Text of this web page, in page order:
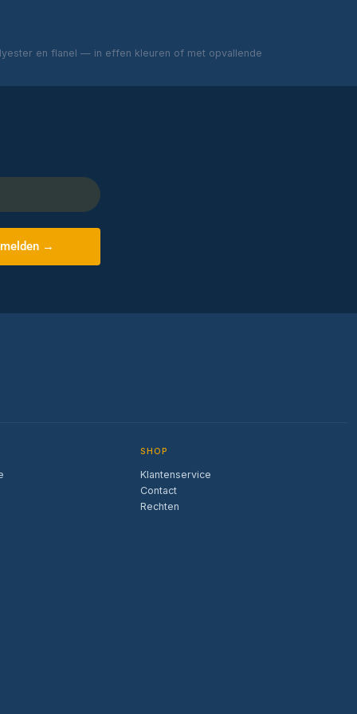
en flanel — in effen kleuren of met opvallende
→
SHOP
Klantenservice
Contact
Rechten